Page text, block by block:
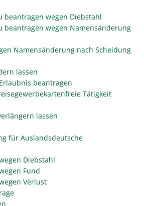
beantragen wegen Diebstahl
beantragen wegen Namensänderung
Namensänderung nach Scheidung
lassen
beantragen
Tätigkeit
lassen
für Auslandsdeutsche
Diebstahl
Fund
Verlust